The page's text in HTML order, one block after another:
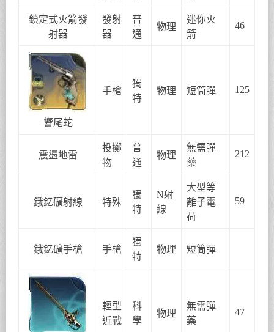
鎖定式火箭發
射器
發射
器
普
通
物理
迷你火
箭
46
響尾蛇
手槍
獨
特
物理 短筒彈 125
震盪地雷
投擲
物
普
通
物理
無需彈
藥
212
鋨釔礦射線 特殊
獨
特
N射
線
大型等
離子電
荷
59
鋨釔礦手槍 手槍
獨
特
物理 短筒彈
輕型
近戰
科
學
物理
無需彈
藥
47